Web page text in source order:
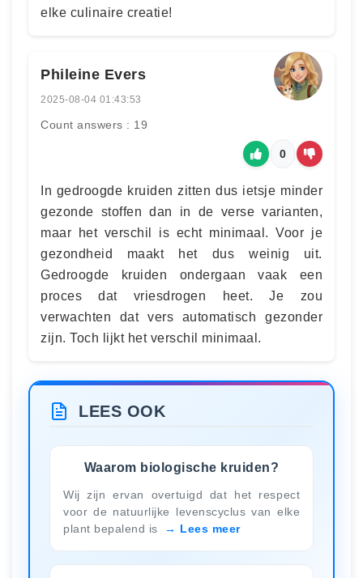
elke culinaire creatie!
Phileine Evers
2025-08-04 01:43:53
Count answers : 19
0
In gedroogde kruiden zitten dus ietsje minder
gezonde stoffen dan in de verse varianten,
maar het verschil is echt minimaal. Voor je
gezondheid maakt het dus weinig uit.
Gedroogde kruiden ondergaan vaak een
proces dat vriesdrogen heet. Je zou
verwachten dat vers automatisch gezonder
zijn. Toch lijkt het verschil minimaal.
LEES OOK
Waarom biologische kruiden?
Wij zijn ervan overtuigd dat het respect
voor de natuurlijke levenscyclus van elke
plant bepalend is
Lees meer